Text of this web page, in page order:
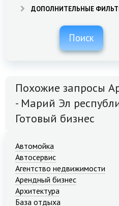
ДОПОЛНИТЕЛЬНЫЕ
Поиск
Похожие запросы
- Марий Эл
Готовый бизнес
Автомойка
Автосервис
Агентство недвижимости
Арендный бизнес
Архитектура
База отдыха